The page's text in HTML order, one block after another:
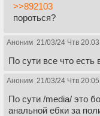
>>892103
пороться?
Аноним 21/03/24 Чтв
По сути все что есть
Аноним 21/03/24 Чтв
По сути /media/ это
анальной ебки за